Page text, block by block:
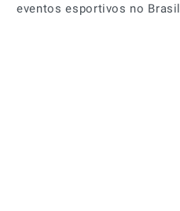
eventos esportivos no Brasil